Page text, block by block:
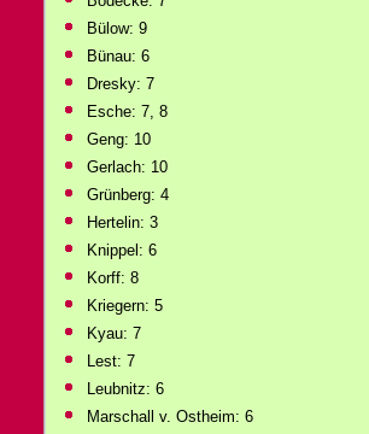
Bülow: 9
Bünau: 6
Dresky: 7
Esche: 7, 8
Geng: 10
Gerlach: 10
Grünberg: 4
Hertelin: 3
Knippel: 6
Korff: 8
Kriegern: 5
Kyau: 7
Lest: 7
Leubnitz: 6
Marschall v. Ostheim: 6